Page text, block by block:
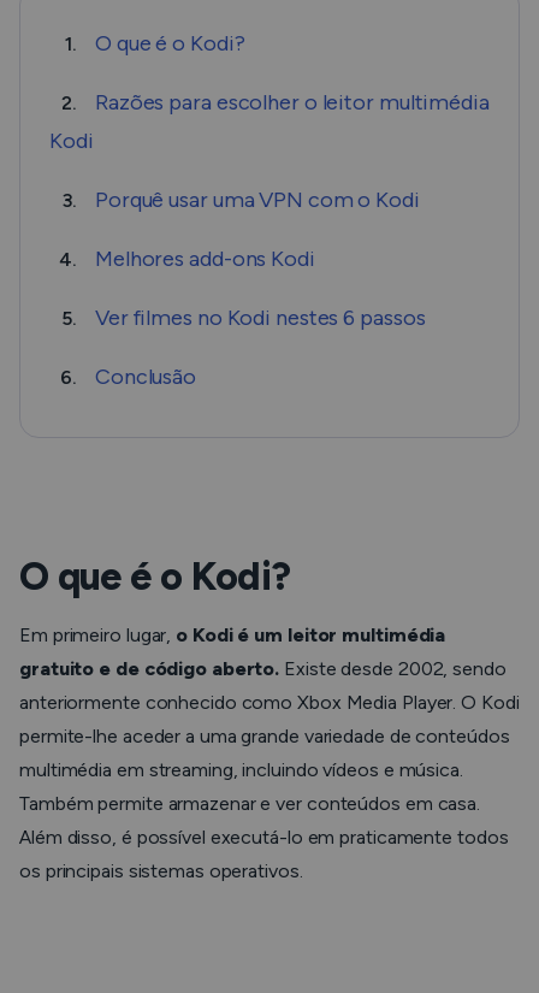
1. O que é o Kodi?
2.
Razões para escolher o leitor multimédia
Kodi
3. Porquê usar uma VPN com o Kodi
4. Melhores add-ons Kodi
5. Ver filmes no Kodi nestes 6 passos
6. Conclusão
O que é o Kodi?
Em primeiro lugar, o Kodi é um leitor multimédia
gratuito e de código aberto. Existe desde 2002, sendo
anteriormente conhecido como Xbox Media Player. O Kodi
permite-lhe aceder a uma grande variedade de conteúdos
multimédia em streaming, incluindo vídeos e música.
Também permite armazenar e ver conteúdos em casa.
Além disso, é possível executá-lo em praticamente todos
os principais sistemas operativos.